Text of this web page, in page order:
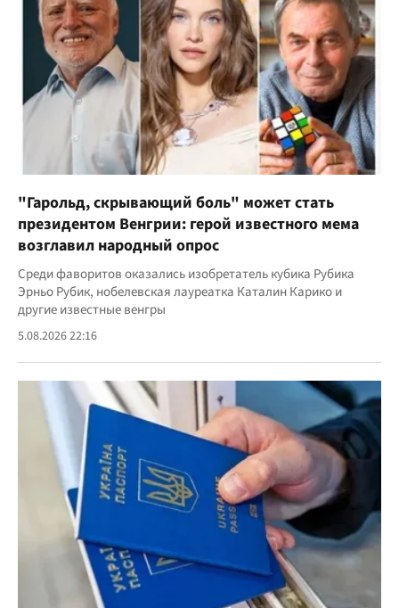
"Гарольд, скрывающий боль" может стать
президентом Венгрии: герой известного мема
возглавил народный опрос
Среди фаворитов оказались изобретатель кубика Рубика
Эрньо Рубик, нобелевская лауреатка Каталин Карико и
другие известные венгры
5.08.2026 22:16